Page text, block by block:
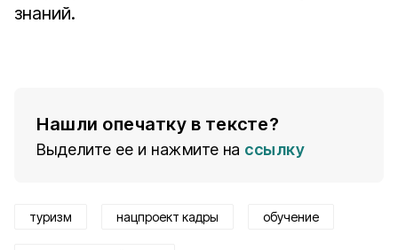
знаний.
Нашли опечатку в тексте?
Выделите ее и нажмите на ссылку
туризм нацпроект кадры обучение